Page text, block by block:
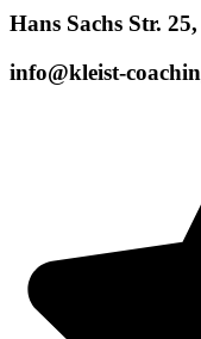
Hans Sachs Str.
info@kleist-